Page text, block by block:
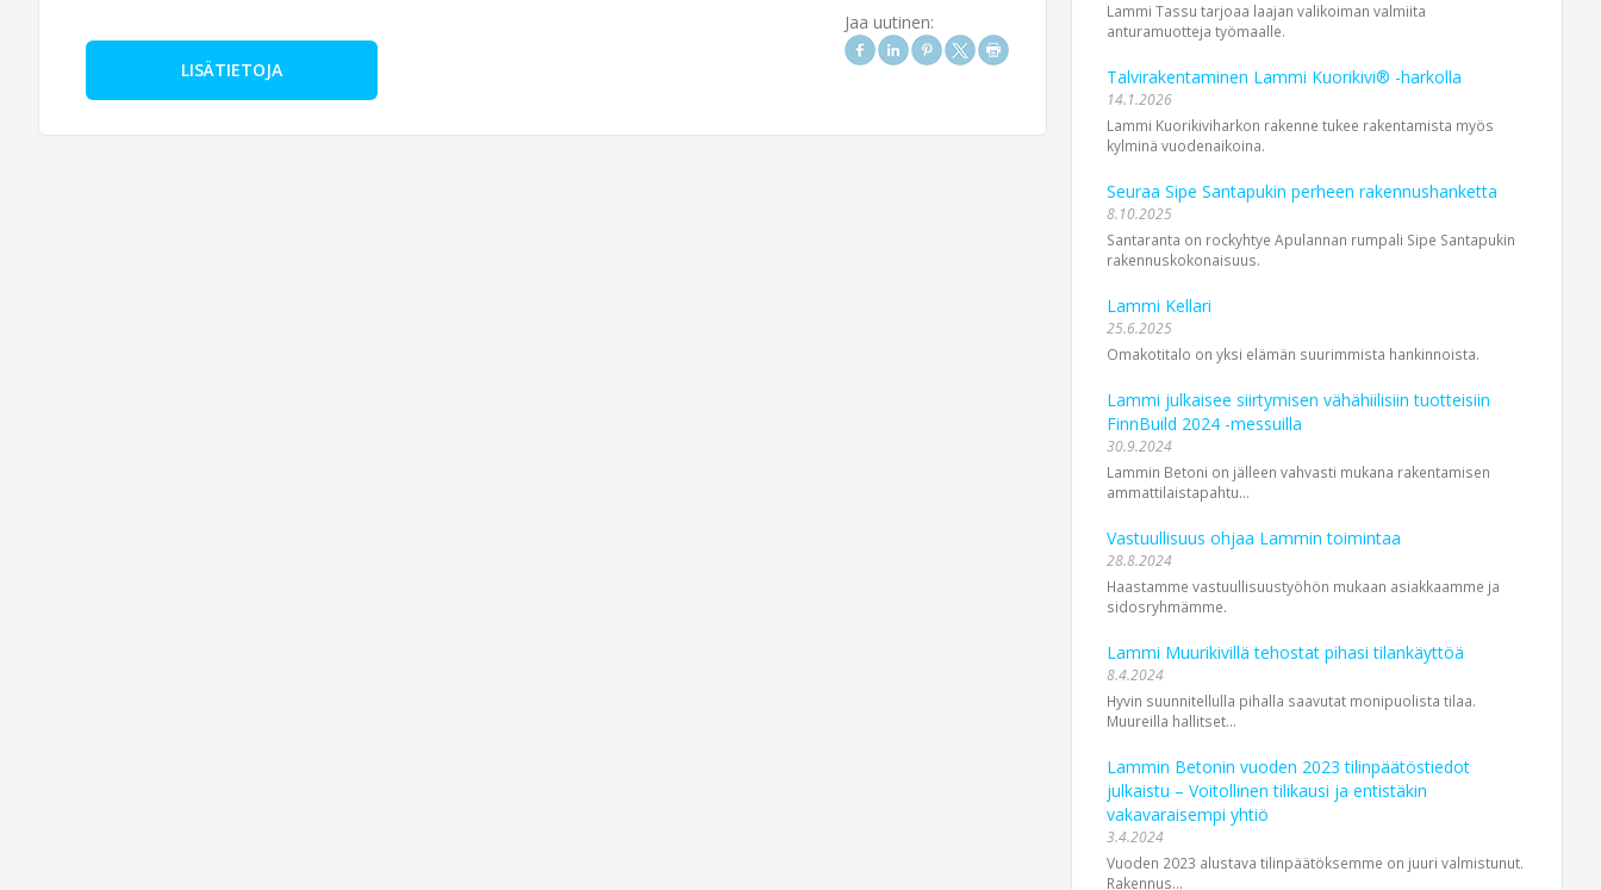
LISÄTIETOJA
Jaa uutinen:
Lammi Tassu tarjoaa laajan valikoiman valmiita
anturamuotteja työmaalle.
Talvirakentaminen Lammi Kuorikivi® -harkolla
14.1.2026
Lammi Kuorikiviharkon rakenne tukee rakentamista myös
kylminä vuodenaikoina.
Seuraa Sipe Santapukin perheen rakennushanketta
8.10.2025
Santaranta on rockyhtye Apulannan rumpali Sipe Santapukin
rakennuskokonaisuus.
Lammi Kellari
25.6.2025
Omakotitalo on yksi elämän suurimmista hankinnoista.
Lammi julkaisee siirtymisen vähähiilisiin tuotteisiin
FinnBuild 2024 -messuilla
30.9.2024
Lammin Betoni on jälleen vahvasti mukana rakentamisen
ammattilais­tapahtu...
Vastuullisuus ohjaa Lammin toimintaa
28.8.2024
Haastamme vastuullisuus­työhön mukaan asiakkaamme ja
sidosryhmämme.
Lammi Muurikivillä tehostat pihasi tilankäyttöä
8.4.2024
Hyvin suunnitellulla pihalla saavutat monipuolista tilaa.
Muureilla hallitset...
Lammin Betonin vuoden 2023 tilinpäätöstiedot
julkaistu – Voitollinen tilikausi ja entistäkin
vakavaraisempi yhtiö
3.4.2024
Vuoden 2023 alustava tilin­päätöksemme on juuri valmistunut.
Rakennus­...